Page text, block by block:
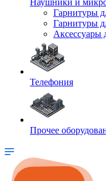
Наушники и
Гарнитуры
Гарнитуры
Аксессуары
Телефония
Прочее